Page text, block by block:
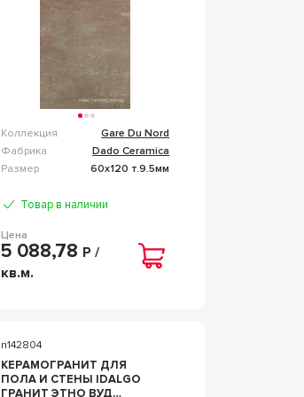
Коллекция
Gare Du Nord
Фабрика
Dado Ceramica
Размер
60x120 т.9.5мм
Товар в наличии
Цена
5 088,78 Р /
кв.м.
n142804
КЕРАМОГРАНИТ ДЛЯ
ПОЛА И СТЕНЫ IDALGO
ГРАНИТ ЭТНО ВУД